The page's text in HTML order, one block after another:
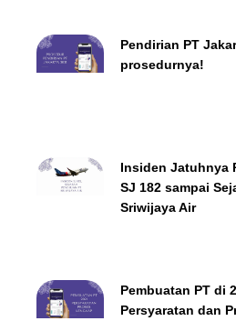
Pendirian PT
prosedurnya!
Insiden Jatuhnya
SJ 182 sampai
Sriwijaya Air
Pembuatan PT di
Persyaratan dan